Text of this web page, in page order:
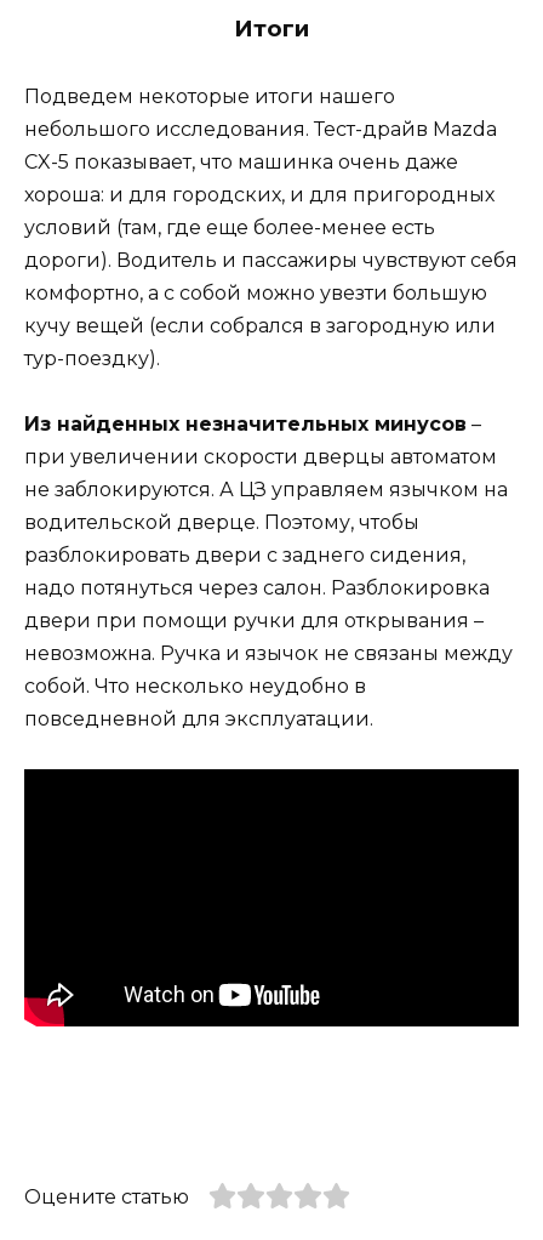
Итоги
Подведем некоторые итоги нашего
небольшого исследования. Тест-драйв Mazda
CX-5 показывает, что машинка очень даже
хороша: и для городских, и для пригородных
условий (там, где еще более-менее есть
дороги). Водитель и пассажиры чувствуют себя
комфортно, а с собой можно увезти большую
кучу вещей (если собрался в загородную или
тур-поездку).
Из найденных незначительных минусов –
при увеличении скорости дверцы автоматом
не заблокируются. А ЦЗ управляем язычком на
водительской дверце. Поэтому, чтобы
разблокировать двери с заднего сидения,
надо потянуться через салон. Разблокировка
двери при помощи ручки для открывания –
невозможна. Ручка и язычок не связаны между
собой. Что несколько неудобно в
повседневной для эксплуатации.
Оцените статью